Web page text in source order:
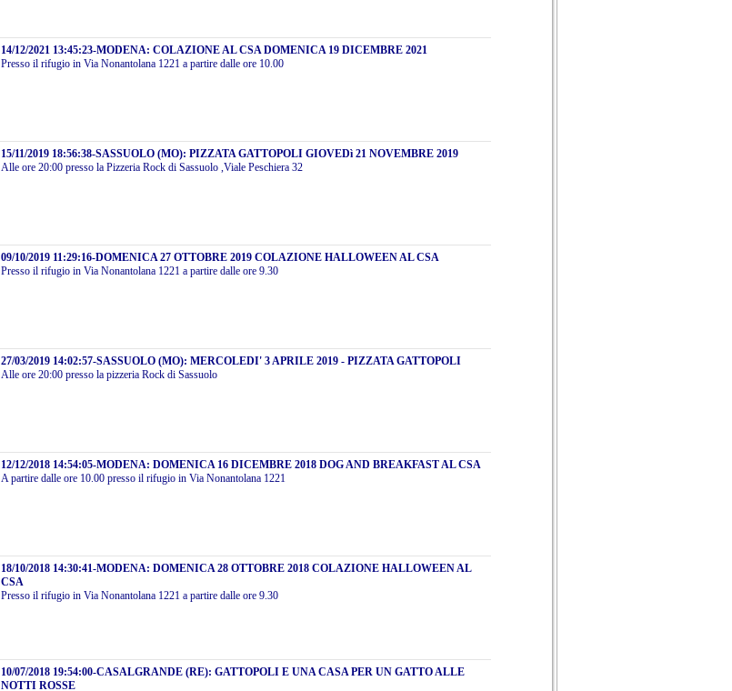
14/12/2021 13:45:23-MODENA: COLAZIONE AL CSA DOMENICA 19 DICEMBRE 2021
Presso il rifugio in Via Nonantolana 1221 a partire dalle ore 10.00
15/11/2019 18:56:38-SASSUOLO (MO): PIZZATA GATTOPOLI GIOVEDì 21 NOVEMBRE 2019
Alle ore 20:00 presso la Pizzeria Rock di Sassuolo ,Viale Peschiera 32
09/10/2019 11:29:16-DOMENICA 27 OTTOBRE 2019 COLAZIONE HALLOWEEN AL CSA
Presso il rifugio in Via Nonantolana 1221 a partire dalle ore 9.30
27/03/2019 14:02:57-SASSUOLO (MO): MERCOLEDI' 3 APRILE 2019 - PIZZATA GATTOPOLI
Alle ore 20:00 presso la pizzeria Rock di Sassuolo
12/12/2018 14:54:05-MODENA: DOMENICA 16 DICEMBRE 2018 DOG AND BREAKFAST AL CSA
A partire dalle ore 10.00 presso il rifugio in Via Nonantolana 1221
18/10/2018 14:30:41-MODENA: DOMENICA 28 OTTOBRE 2018 COLAZIONE HALLOWEEN AL
CSA
Presso il rifugio in Via Nonantolana 1221 a partire dalle ore 9.30
10/07/2018 19:54:00-CASALGRANDE (RE): GATTOPOLI E UNA CASA PER UN GATTO ALLE
NOTTI ROSSE